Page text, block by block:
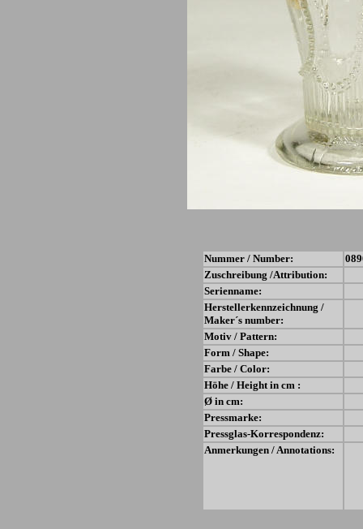
Nummer / Number:
Zuschreibung /Attribution:
Serienname:
Herstellerkennzeichnung /
Maker´s number:
Motiv / Pattern:
Form / Shape:
Farbe / Color:
Höhe / Height in cm :
Ø in cm:
Pressmarke:
Pressglas-Korrespondenz:
Anmerkungen / Annotations: